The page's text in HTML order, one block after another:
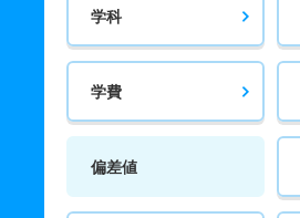
学科
学費
偏差値